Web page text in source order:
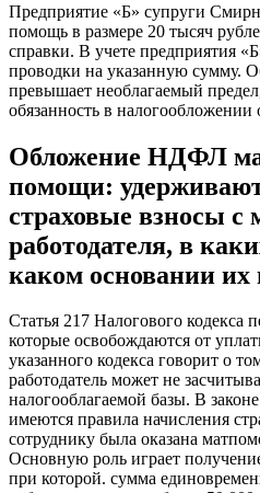
Предприятие «Б» супруги
помощь в размере 20 тысяч
справки. В учете предприятия
проводки на указанную сумму.
превышает необлагаемый предел,
обязанность в налогообложении
Обложение НДФЛ
помощи:
страховые взносы с
работодателя, в
каком основании их
Статья 217 Налогового кодекса
которые освобождаются от
указанного кодекса говорит о
работодатель может не
налогооблагаемой базы. В
имеются правила начисления
сотруднику была оказана
Основную роль играет
при которой. сумма